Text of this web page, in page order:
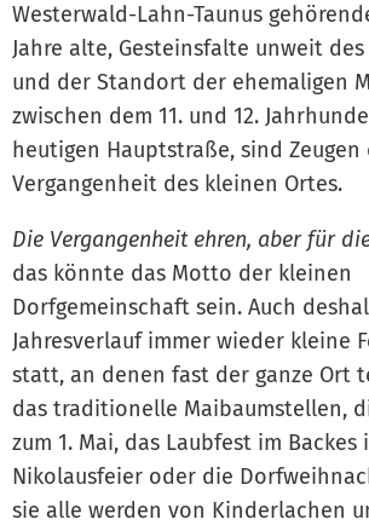
Westerwald-Lahn-Taunus
Jahre alte, Gesteinsfalte unweit
und der Standort der ehemaligen
zwischen dem 11. und 12.
heutigen Hauptstraße, sind Zeugen
Vergangenheit des kleinen Ortes.
Die Vergangenheit ehren, aber für
das könnte das Motto der kleinen
Dorfgemeinschaft sein. Auch
Jahresverlauf immer wieder kleine
statt, an denen fast der ganze Ort
das traditionelle Maibaumstellen,
zum 1. Mai, das Laubfest im Backes
Nikolausfeier oder die
sie alle werden von Kinderlachen